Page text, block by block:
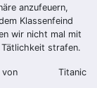
anzufeuern,
Klassenfeind
wir nicht mal mit
strafen.
von Titanic